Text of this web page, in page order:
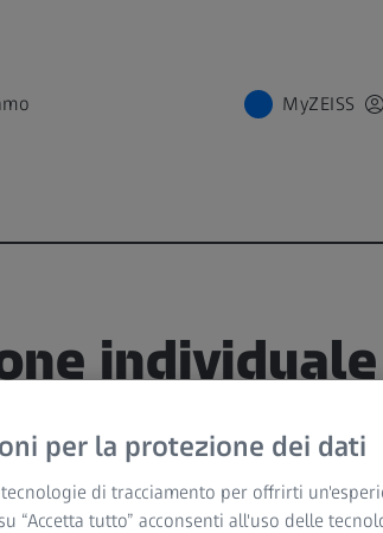
MyZEISS
individuale
Sper la protezione dei dati
di tracciamento per offrirti
“Accetta tutto” acconsenti all'uso delle